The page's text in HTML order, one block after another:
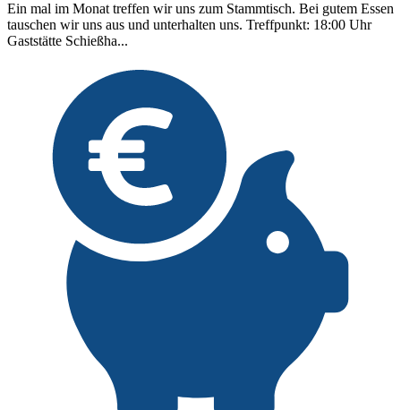
Ein mal im Monat treffen wir uns zum Stammtisch. Bei gutem Essen
tauschen wir uns aus und unterhalten uns. Treffpunkt: 18:00 Uhr
Gaststätte Schießha...